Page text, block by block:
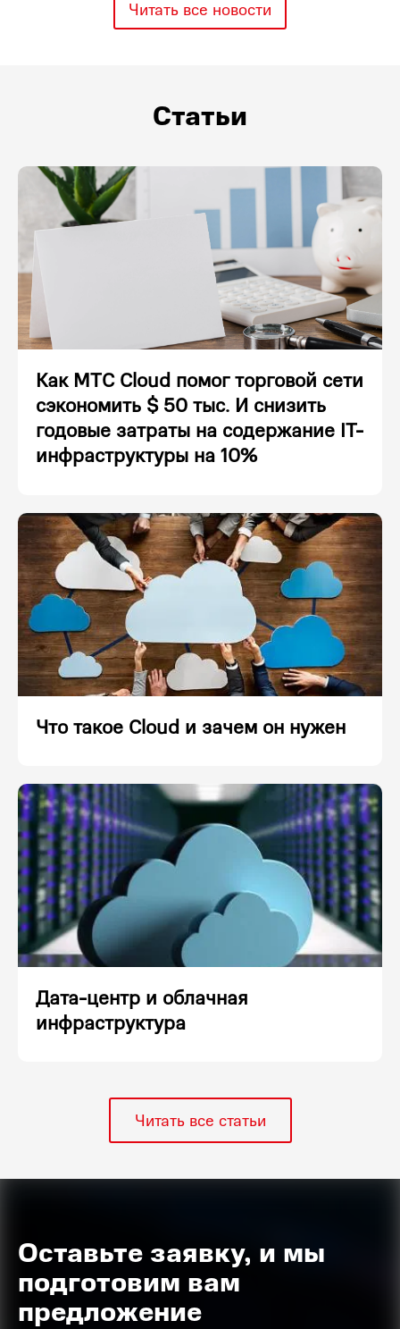
Читать все новости
Статьи
Как МТС Cloud помог торговой сети
сэкономить $ 50 тыс. И снизить
годовые затраты на содержание IT-
инфраструктуры на 10%
Что такое Cloud и зачем он нужен
Дата-центр и облачная
инфраструктура
Читать все статьи
Оставьте заявку, и мы
подготовим вам
предложение